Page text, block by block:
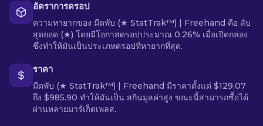
อัตราการดรอป
ความหายากของ มีดพับ (★ StatTrak™) | Freehand คือ ลับ
สุดยอด (★) โดยมีโอกาสดรอปประมาณ 0.26% เมื่อเปิดกล่อง
ซึ่งทำให้มันเป็นประเภทดรอปที่หายากที่สุด.
ราคา
มีดพับ (★ StatTrak™) | Freehand มีราคาตั้งแต่ $129.07
ถึง $985.90 ทำให้มันเป็น สกินมูลค่าสูง ขณะนี้สามารถซื้อได้
ผ่านหลายมาร์เก็ตเพลส.